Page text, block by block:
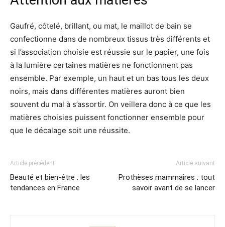
Gaufré, côtelé, brillant, ou mat, le maillot de bain se
confectionne dans de nombreux tissus très différents et
si l’association choisie est réussie sur le papier, une fois
à la lumière certaines matières ne fonctionnent pas
ensemble. Par exemple, un haut et un bas tous les deux
noirs, mais dans différentes matières auront bien
souvent du mal à s’assortir. On veillera donc à ce que les
matières choisies puissent fonctionner ensemble pour
que le décalage soit une réussite.
Article précédent
Beauté et bien-être : les
tendances en France
Article suivant
Prothèses mammaires : tout
savoir avant de se lancer